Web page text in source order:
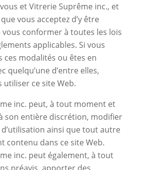
et Vitrerie Suprême inc., et
vous acceptez d’y être
conformer à toutes les lois
applicables. Si vous
ces modalités ou êtes en
quelqu’une d’entre elles,
utiliser ce site Web.
inc. peut, à tout moment et
son entière discrétion, modifier
ainsi que tout autre
contenu dans ce site Web.
inc. peut également, à tout
préavis, apporter des